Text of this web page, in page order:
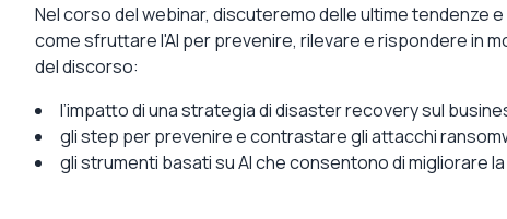
Nel corso del webinar, discuteremo delleultime tendenzee
comesfruttare l'AI perprevenire, rilevare e rispondere in
del discorso:
l’impatto di una strategia didisaster recoverysul
gli step per prevenire e contrastare gliattacchi
glistrumenti basati su AIche consentono di migliorare